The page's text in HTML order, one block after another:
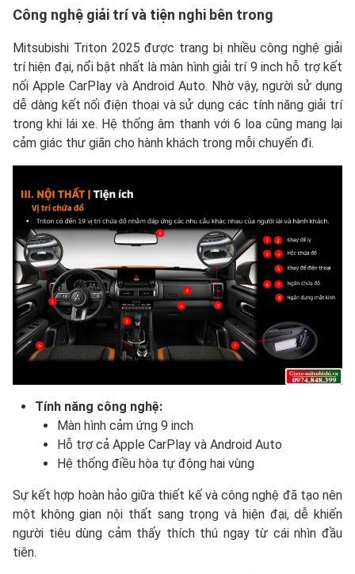
Công nghệ giải trí và tiện nghi bên trong
Mitsubishi Triton 2025 được trang bị nhiều công nghệ giải
trí hiện đại, nổi bật nhất là màn hình giải trí 9 inch hỗ trợ kết
nối Apple CarPlay và Android Auto. Nhờ vậy, người sử dụng
dễ dàng kết nối điện thoại và sử dụng các tính năng giải trí
trong khi lái xe. Hệ thống âm thanh với 6 loa cũng mang lại
cảm giác thư giãn cho hành khách trong mỗi chuyến đi.
Tính năng công nghệ:
Màn hình cảm ứng 9 inch
Hỗ trợ cả Apple CarPlay và Android Auto
Hệ thống điều hòa tự động hai vùng
Sự kết hợp hoàn hảo giữa thiết kế và công nghệ đã tạo nên
một không gian nội thất sang trọng và hiện đại, dễ khiến
người tiêu dùng cảm thấy thích thú ngay từ cái nhìn đầu
tiên.